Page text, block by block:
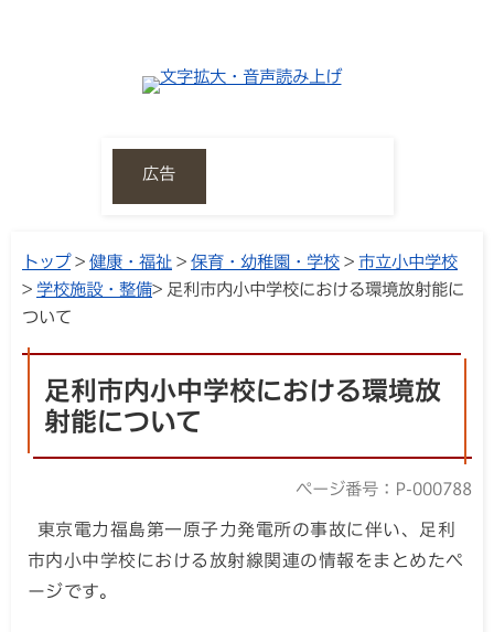
広告
トップ> 健康・福祉 > 保育・幼稚園・学校 > 市立小中学校
> 学校施設・整備> 足利市内小中学校における環境放射能に
ついて
足利市内小中学校における環境放
射能について
ページ番号：P-000788
東京電力福島第一原子力発電所の事故に伴い、足利
市内小中学校における放射線関連の情報をまとめたペ
ージです。